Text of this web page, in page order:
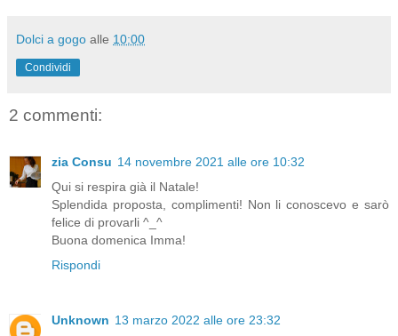
Dolci a gogo alle 10:00
Condividi
2 commenti:
zia Consu 14 novembre 2021 alle ore 10:32
Qui si respira già il Natale!
Splendida proposta, complimenti! Non li conoscevo e sarò
felice di provarli ^_^
Buona domenica Imma!
Rispondi
Unknown 13 marzo 2022 alle ore 23:32